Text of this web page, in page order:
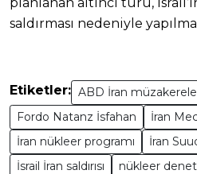
saldırması nedeniyle
Etiketler: ABD İran
Fordo Natanz İsfahan
İran
İran nükleer programı
İran
İsrail İran saldırısı
nükleer